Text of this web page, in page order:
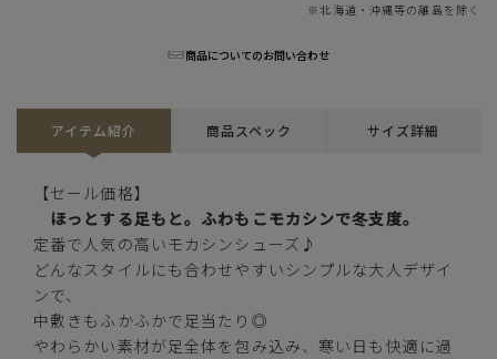
キャメル
S(23.0cm)
在庫切れ
※北海道・沖縄等の離島を除く
商品についてのお問い合わせ
アイテム紹介 商品スペック サイズ詳細
【セール価格】
ほっとする足もと。ふわもこモカシンで冬支度。
定番で人気の高いモカシンシューズ♪
どんなスタイルにも合わせやすいシンプルな大人デザイ
ンで、
中敷きもふかふかで足当たり◎
やわらかい素材が足全体を包み込み、寒い日も快適に過